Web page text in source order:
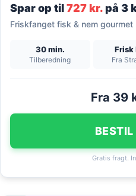
Spar op til727 kr.på 3
Friskfanget fisk & nem gourmet
30 min.
Tilberedning
Frisk
Fra
Fra 39
Gratis fragt.